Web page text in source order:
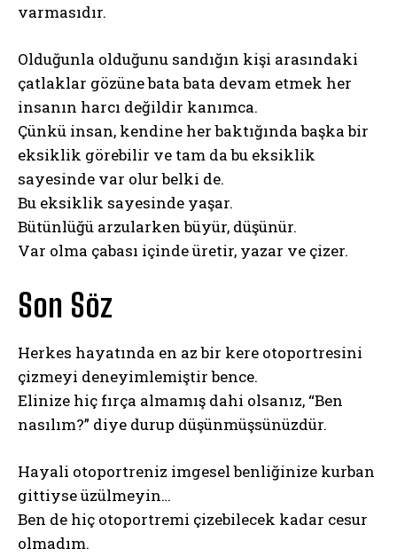
varmasıdır.
Olduğunla olduğunu sandığın kişi arasındaki
çatlaklar gözüne bata bata devam etmek her
insanın harcı değildir kanımca.
Çünkü insan, kendine her baktığında başka bir
eksiklik görebilir ve tam da bu eksiklik
sayesinde var olur belki de.
Bu eksiklik sayesinde yaşar.
Bütünlüğü arzularken büyür, düşünür.
Var olma çabası içinde üretir, yazar ve çizer.
Son Söz
Herkes hayatında en az bir kere otoportresini
çizmeyi deneyimlemiştir bence.
Elinize hiç fırça almamış dahi olsanız, “Ben
nasılım?” diye durup düşünmüşsünüzdür.
Hayali otoportreniz imgesel benliğinize kurban
gittiyse üzülmeyin…
Ben de hiç otoportremi çizebilecek kadar cesur
olmadım.